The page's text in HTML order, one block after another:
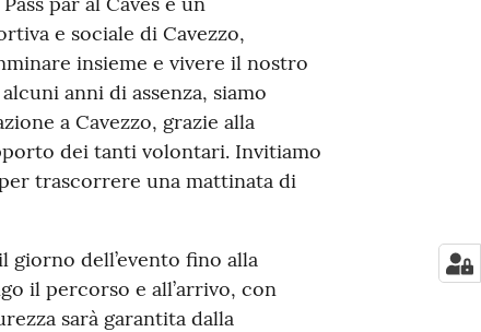
e sociale di Cavezzo,
insieme e vivere il nostro
anni di assenza, siamo
a Cavezzo, grazie alla
dei tanti volontari. Invitiamo
trascorrere una mattinata di
dell’evento fino alla
il percorso e all’arrivo, con
sarà garantita dalla